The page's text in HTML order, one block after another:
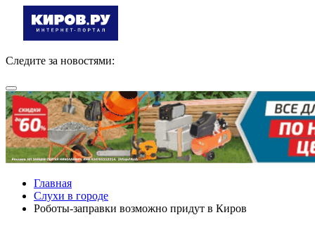
Следите за новостями:
Главная
Слухи в городе
Роботы-заправки возможно придут в Киров